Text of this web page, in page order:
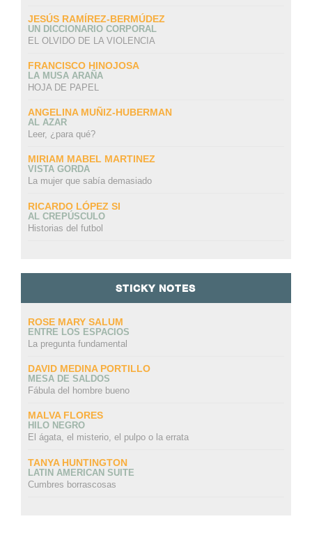
JESÚS RAMÍREZ-BERMÚDEZ
UN DICCIONARIO CORPORAL
EL OLVIDO DE LA VIOLENCIA
FRANCISCO HINOJOSA
LA MUSA ARAÑA
HOJA DE PAPEL
ANGELINA MUÑIZ-HUBERMAN
AL AZAR
Leer, ¿para qué?
MIRIAM MABEL MARTINEZ
VISTA GORDA
La mujer que sabía demasiado
RICARDO LÓPEZ SI
AL CREPÚSCULO
Historias del futbol
STICKY NOTES
ROSE MARY SALUM
ENTRE LOS ESPACIOS
La pregunta fundamental
DAVID MEDINA PORTILLO
MESA DE SALDOS
Fábula del hombre bueno
MALVA FLORES
HILO NEGRO
El ágata, el misterio, el pulpo o la errata
TANYA HUNTINGTON
LATIN AMERICAN SUITE
Cumbres borrascosas